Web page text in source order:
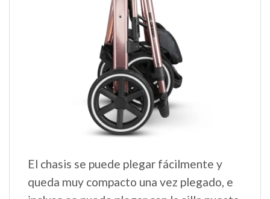
El chasis se puede plegar fácilmente y
queda muy compacto una vez plegado, e